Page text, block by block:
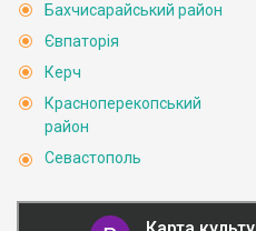
Бахчисарайський район
Євпаторія
Керч
Красноперекопський
район
Севастополь